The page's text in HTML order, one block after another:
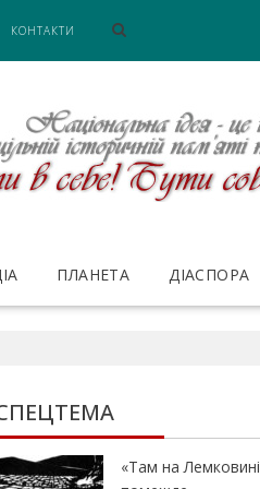
КОНТАКТИ
ПЛАНЕТА ДІАСПОРА
«Там на Лемковині